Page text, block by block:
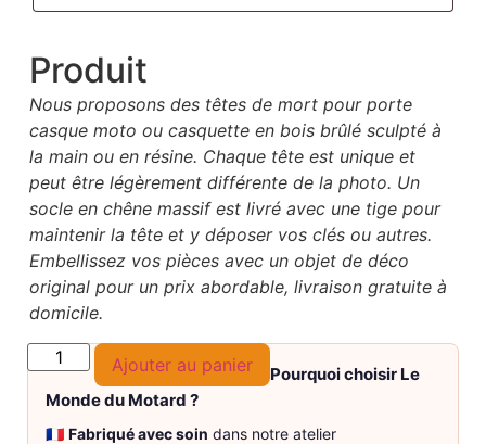
Produit
Nous proposons des têtes de mort pour porte
casque moto ou casquette en bois brûlé sculpté à
la main ou en résine. Chaque tête est unique et
peut être légèrement différente de la photo. Un
socle en chêne massif est livré avec une tige pour
maintenir la tête et y déposer vos clés ou autres.
Embellissez vos pièces avec un objet de déco
original pour un prix abordable, livraison gratuite à
domicile.
Ajouter au panier
Pourquoi choisir Le
Monde du Motard ?
🇫🇷 Fabriqué avec soin dans notre atelier